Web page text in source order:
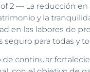
2 — La reducción
y la
en las labores de
para todas y
continuar